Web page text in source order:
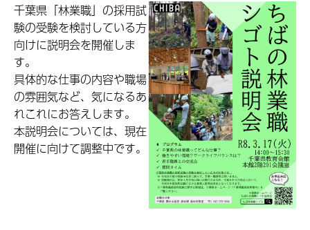
千葉県「林業職」の採用試
験の受験を検討している方
向けに説明会を開催しま
す。
具体的な仕事の内容や職場
の雰囲気など、気になるあ
れこれにお答えします。
本説明会については、現在
開催に向けて調整中です。